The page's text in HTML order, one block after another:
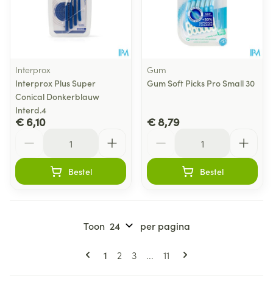
Interprox
Interprox Plus Super
Conical Donkerblauw
Interd.4
€ 6,10
Bestel
Gum
Gum Soft Picks Pro Small 30
€ 8,79
Bestel
Pagina's
U lees momenteel pagina
1 Pagina
2 Pagina
3 ... Pagina
11
Toon per pagina